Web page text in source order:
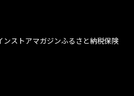
ンストアマガジンふるさと納税保険